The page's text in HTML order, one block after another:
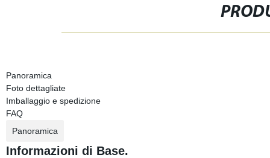
Panoramica
Foto dettagliate
Imballaggio e spedizione
FAQ
Panoramica
Informazioni di Base.